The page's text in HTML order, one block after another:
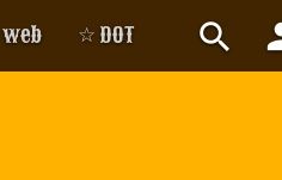
search
☆ DOT